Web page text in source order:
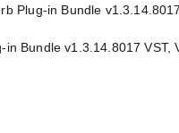
Bundle v1.3.14.8017 VST,